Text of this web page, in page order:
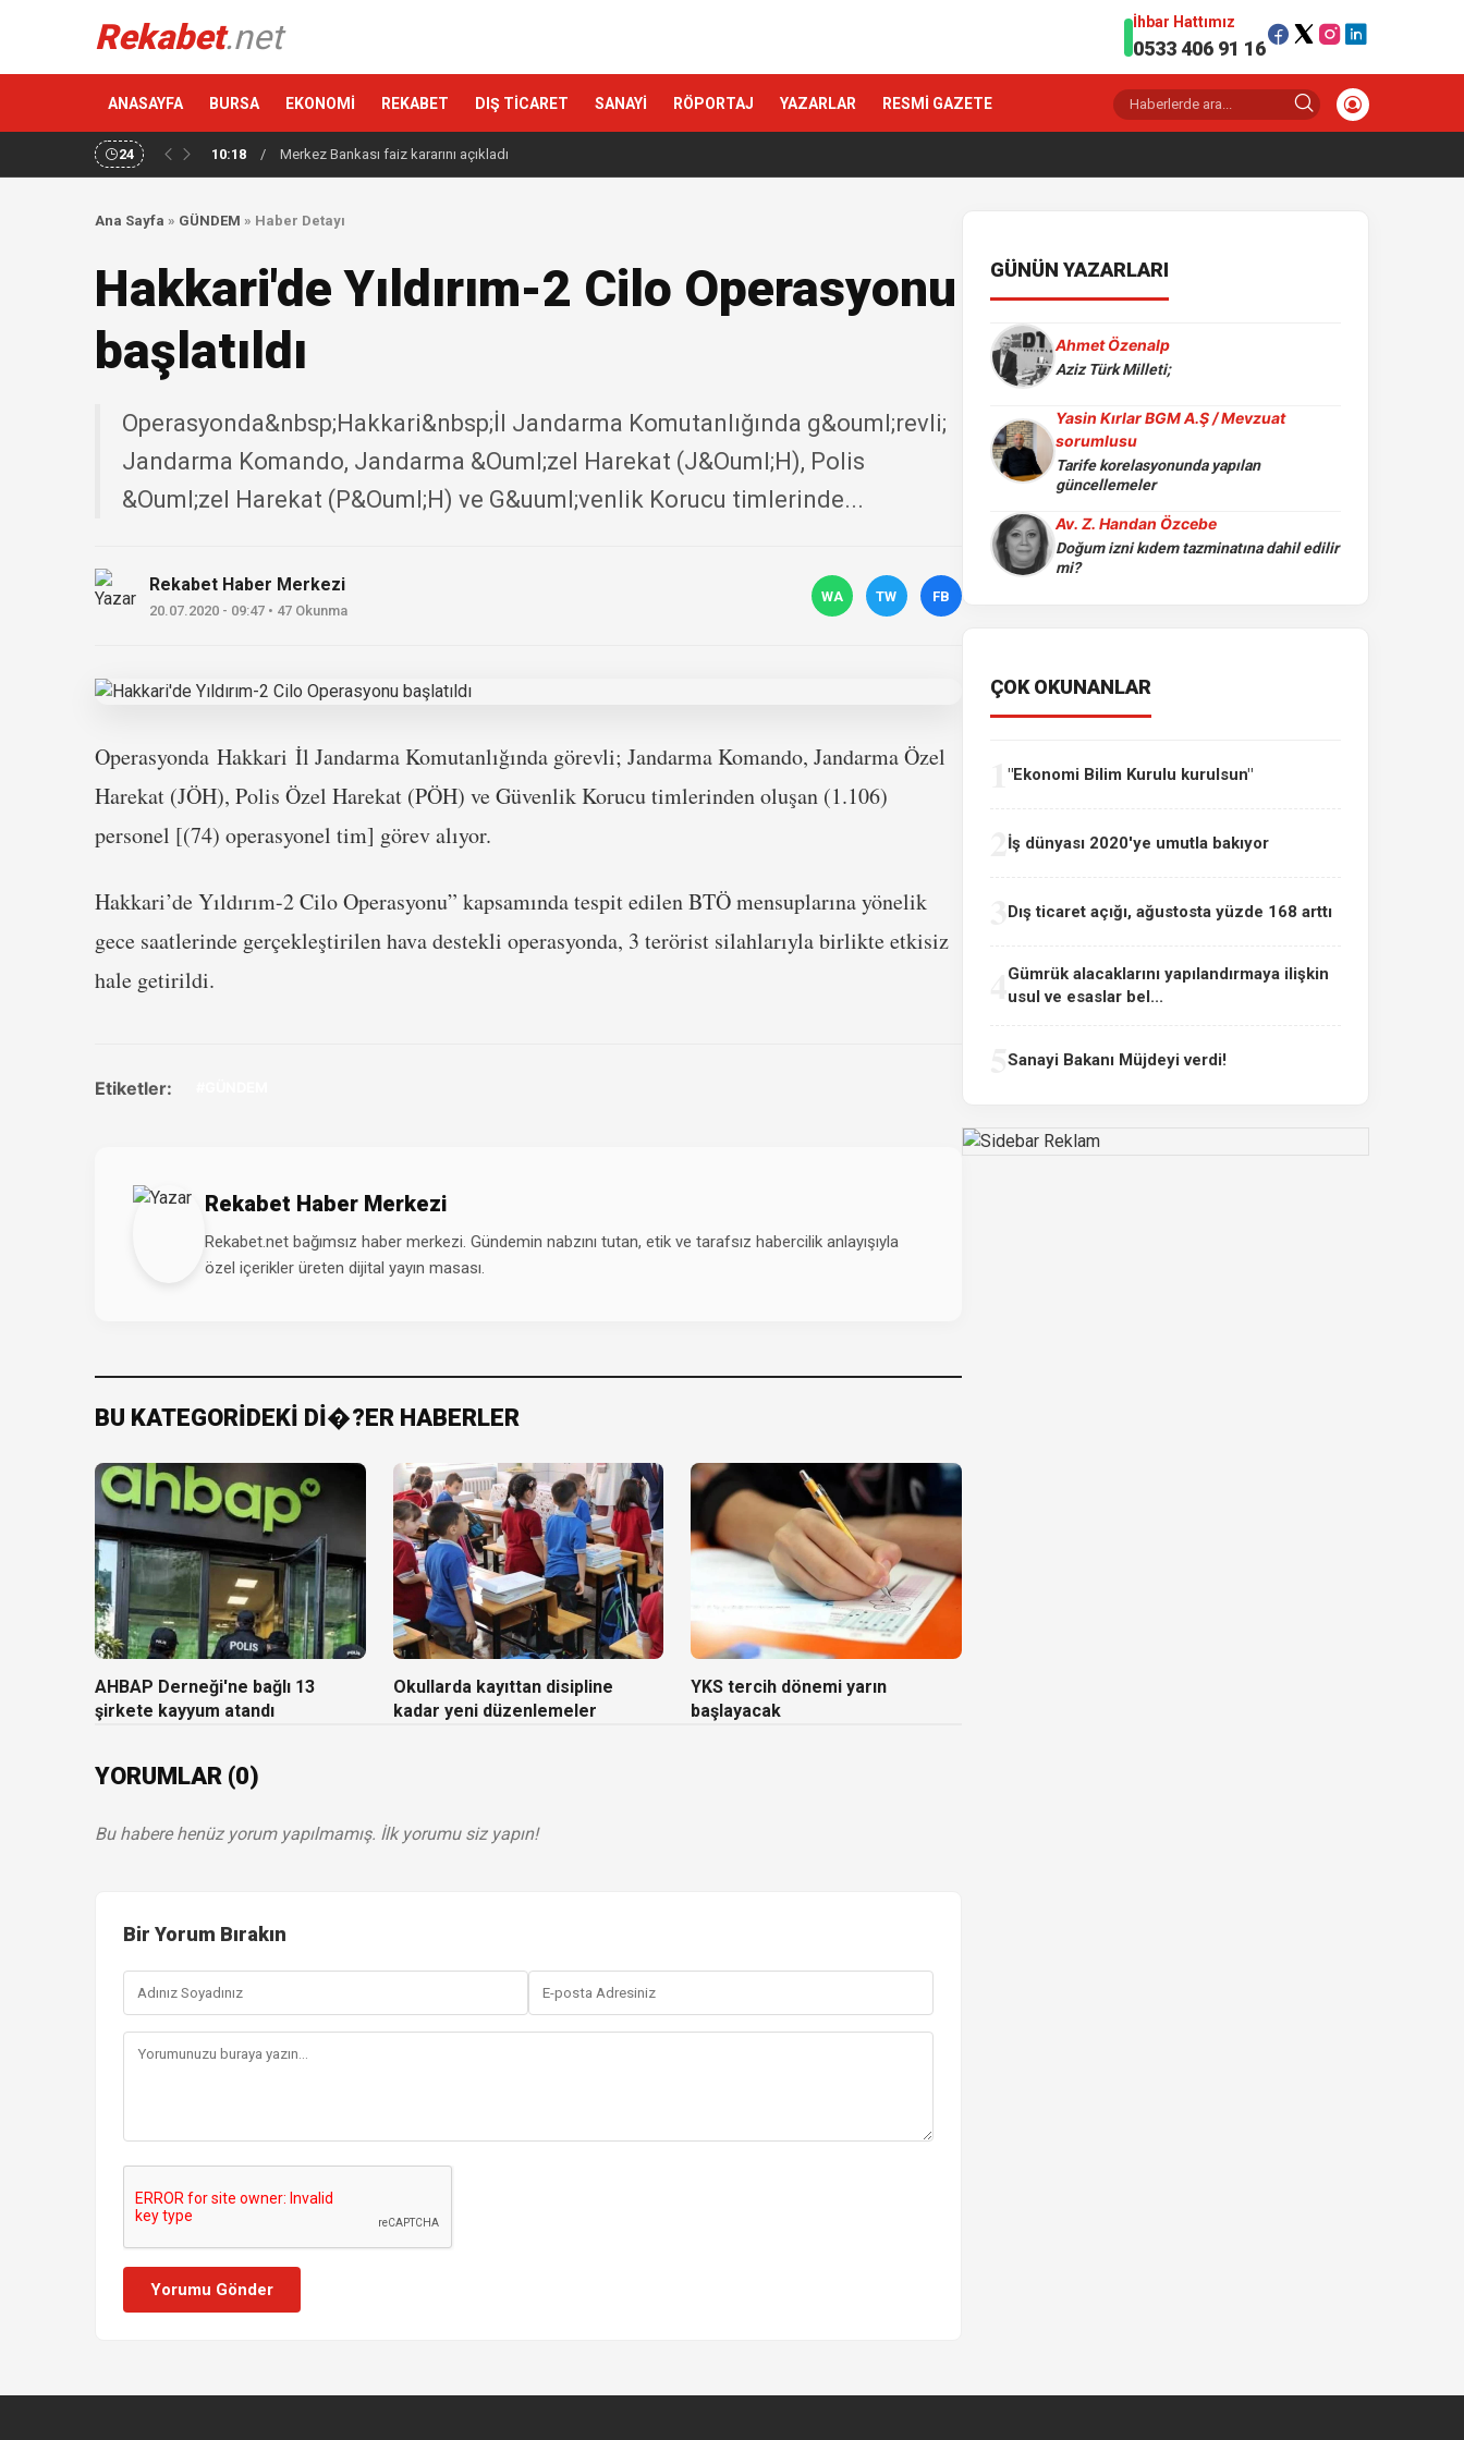
Rekabet.net İhbar Hattımız
0533 406 91 16
ANASAYFA BURSA EKONOMİ REKABET DIŞ TİCARET SANAYİ RÖPORTAJ YAZARLAR RESMİ GAZETE
24 10:18 / Merkez Bankası faiz kararını açıkladı
Ana Sayfa » GÜNDEM » Haber Detayı
Hakkari'de Yıldırım-2 Cilo Operasyonu
başlatıldı
Operasyonda&nbsp;Hakkari&nbsp;İl Jandarma Komutanlığında g&ouml;revli;
Jandarma Komando, Jandarma &Ouml;zel Harekat (J&Ouml;H), Polis
&Ouml;zel Harekat (P&Ouml;H) ve G&uuml;venlik Korucu timlerinde...
Rekabet Haber Merkezi
20.07.2020 - 09:47 • 47 Okunma
WA TW FB
Operasyonda Hakkari İl Jandarma Komutanlığında görevli; Jandarma Komando, Jandarma Özel
Harekat (JÖH), Polis Özel Harekat (PÖH) ve Güvenlik Korucu timlerinden oluşan (1.106)
personel [(74) operasyonel tim] görev alıyor.
Hakkari’de Yıldırım-2 Cilo Operasyonu” kapsamında tespit edilen BTÖ mensuplarına yönelik
gece saatlerinde gerçekleştirilen hava destekli operasyonda, 3 terörist silahlarıyla birlikte etkisiz
hale getirildi.
Etiketler:
Rekabet Haber Merkezi
Rekabet.net bağımsız haber merkezi. Gündemin nabzını tutan, etik ve tarafsız habercilik anlayışıyla
özel içerikler üreten dijital yayın masası.
BU KATEGORİDEKİ Dİ�?ER HABERLER
AHBAP Derneği'ne bağlı 13
şirkete kayyum atandı
Okullarda kayıttan disipline
kadar yeni düzenlemeler
YKS tercih dönemi yarın
başlayacak
YORUMLAR (0)
Bu habere henüz yorum yapılmamış. İlk yorumu siz yapın!
Bir Yorum Bırakın
Yorumu Gönder
GÜNÜN YAZARLARI
Ahmet Özenalp
Aziz Türk Milleti;
Yasin Kırlar BGM A.Ş / Mevzuat
sorumlusu
Tarife korelasyonunda yapılan
güncellemeler
Av. Z. Handan Özcebe
Doğum izni kıdem tazminatına dahil edilir
mi?
ÇOK OKUNANLAR
"Ekonomi Bilim Kurulu kurulsun"
İş dünyası 2020'ye umutla bakıyor
Dış ticaret açığı, ağustosta yüzde 168 arttı
Gümrük alacaklarını yapılandırmaya ilişkin
usul ve esaslar bel...
Sanayi Bakanı Müjdeyi verdi!